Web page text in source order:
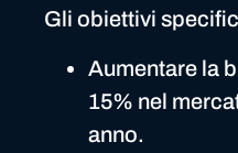
Gli obiettivi
Aumentare la
15% nel
anno.